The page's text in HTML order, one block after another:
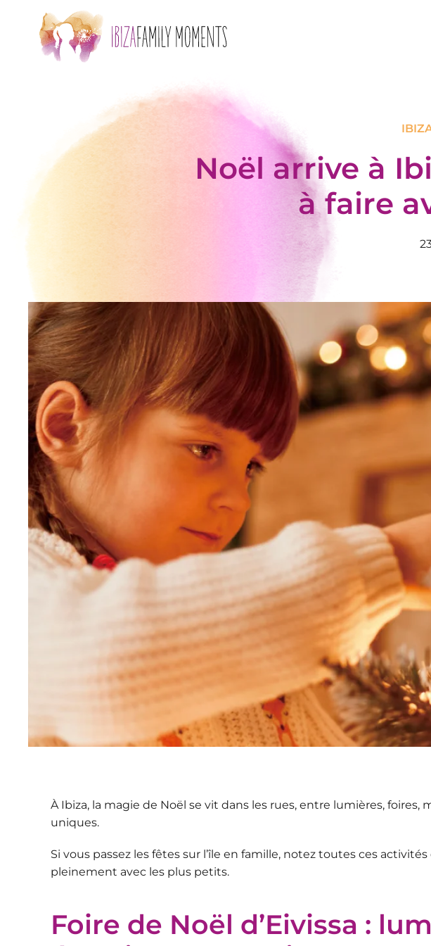
Accéder au contenu principal
Noël arrive à
à faire
À Ibiza, la magie de Noël se vit dans les rues, entre lumières, foires,
uniques.
Si vous passez les fêtes sur l’île en famille, notez toutes ces
pleinement avec les plus petits.
Foire de Noël d’Eivissa :